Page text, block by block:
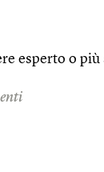
esperto o più